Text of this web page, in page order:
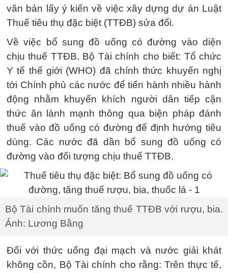
văn bản lấy ý kiến về việc xây dựng dự án Luật
Thuế tiêu thụ đặc biệt (TTĐB) sửa đổi.
Về việc bổ sung đồ uống có đường vào diện
chịu thuế TTĐB, Bộ Tài chính cho biết: Tổ chức
Y tế thế giới (WHO) đã chính thức khuyến nghị
tới Chính phủ các nước để tiến hành nhiều hành
động nhằm khuyến khích người dân tiếp cận
thức ăn lành mạnh thông qua biện pháp đánh
thuế vào đồ uống có đường để định hướng tiêu
dùng. Các nước đã dần bổ sung đồ uống có
đường vào đối tượng chịu thuế TTĐB.
Bộ Tài chính muốn tăng thuế TTĐB với rượu, bia.
Ảnh: Lương Bằng
Đối với thức uống đại mạch và nước giải khát
không cồn, Bộ Tài chính cho rằng: Trên thực tế,